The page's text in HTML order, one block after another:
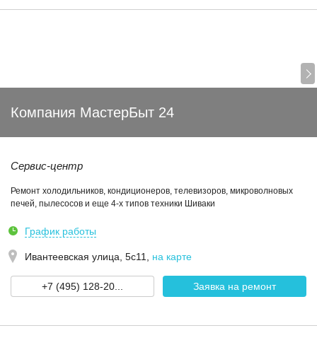
Компания МастерБыт 24
Сервис-центр
Ремонт холодильников, кондиционеров, телевизоров, микроволновых
печей, пылесосов и еще 4-х типов техники Шиваки
График работы
Ивантеевская улица, 5с11 на карте
+7 (495) 128-20... Заявка на ремонт